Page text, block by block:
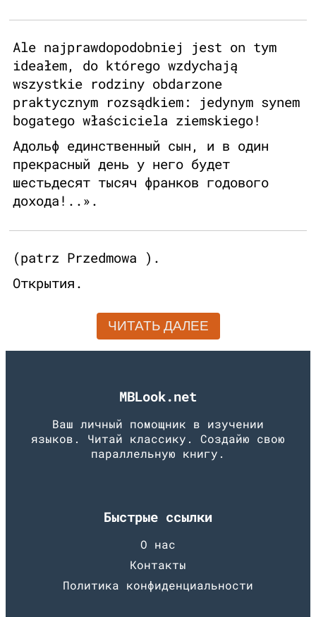
Ale najprawdopodobniej jest on tym
ideałem, do którego wzdychają
wszystkie rodziny obdarzone
praktycznym rozsądkiem: jedynym synem
bogatego właściciela ziemskiego!
Адольф единственный сын, и в один
прекрасный день у него будет
шестьдесят тысяч франков годового
дохода!..».
(patrz Przedmowa ).
Открытия.
ЧИТАТЬ ДАЛЕЕ
MBLook.net
Ваш личный помощник в изучении
языков. Читай классику. Создайю свою
параллельную книгу.
Быстрые ссылки
О нас
Контакты
Политика конфиденциальности